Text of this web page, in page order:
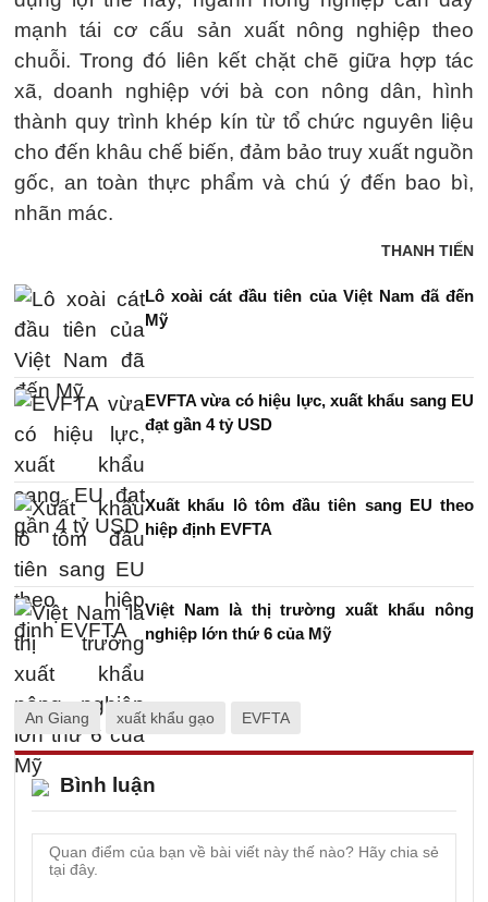
mạnh tái cơ cấu sản xuất nông nghiệp theo
chuỗi. Trong đó liên kết chặt chẽ giữa hợp tác
xã, doanh nghiệp với bà con nông dân, hình
thành quy trình khép kín từ tổ chức nguyên liệu
cho đến khâu chế biến, đảm bảo truy xuất nguồn
gốc, an toàn thực phẩm và chú ý đến bao bì,
nhãn mác.
THANH TIẾN
Lô xoài cát đầu tiên của Việt Nam đã đến
Mỹ
EVFTA vừa có hiệu lực, xuất khẩu sang EU
đạt gần 4 tỷ USD
Xuất khẩu lô tôm đầu tiên sang EU theo
hiệp định EVFTA
Việt Nam là thị trường xuất khẩu nông
nghiệp lớn thứ 6 của Mỹ
An Giang xuất khẩu gạo EVFTA
Bình luận